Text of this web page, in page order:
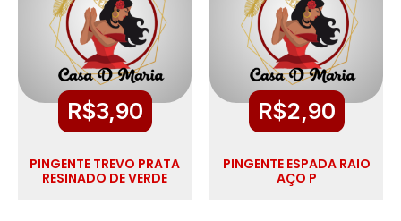
R$3,90
PINGENTE TREVO PRATA
RESINADO DE VERDE
R$2,90
PINGENTE ESPADA RAIO
AÇO P